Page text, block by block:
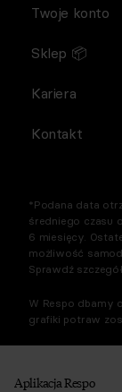
Twoje konto
Sklep 📦
Kariera
Kontakt
*Podana data
średniego czasu
6 miesięcy.
możliwość
Sprawdź
W Respo dbamy
grafiki potraw
Aplikacja Respo